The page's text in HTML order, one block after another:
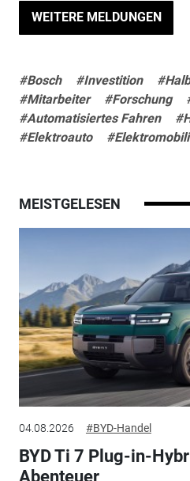
WEITERE MELDUNGEN
#Bosch #Investition
#Mitarbeiter
#Forschung
#Automatisiertes Fahren
#Elektroauto
MEISTGELESEN
04.08.2026 #BYD-Handel
BYD Ti 7 Plug-in-
Abenteuer